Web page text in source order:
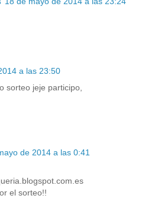
a las 23:50
sorteo jeje participo,
de 2014 a las 0:41
el sorteo!!